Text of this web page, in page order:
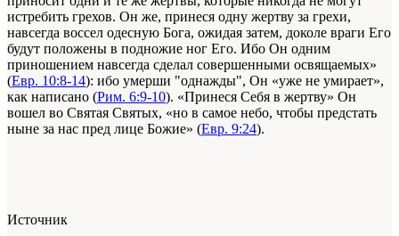
истребить грехов. Он же, принеся одну жертву за грехи,
навсегда воссел одесную Бога, ожидая затем, доколе враги Его
будут положены в подножие ног Его. Ибо Он одним
приношением навсегда сделал совершенными освящаемых»
(Евр. 10:8-14): ибо умерши "однажды", Он «уже не умирает»,
как написано (Рим. 6:9-10). «Принеся Себя в жертву» Он
вошел во Святая Святых, «но в самое небо, чтобы предстать
ныне за нас пред лице Божие» (Евр. 9:24).
Источник